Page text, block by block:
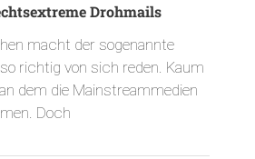
Drohmails
macht der sogenannte
so richtig von sich reden. Kaum
dem die Mainstreammedien
Doch